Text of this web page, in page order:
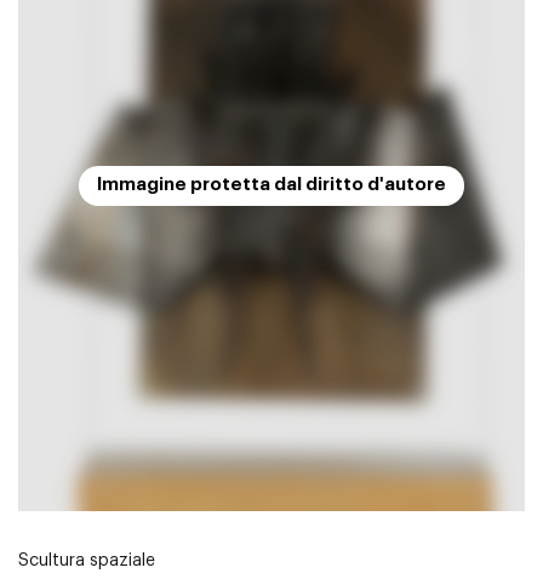
Immagine protetta dal diritto d'autore
Scultura spaziale